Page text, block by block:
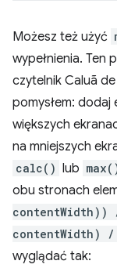
Możesz też użyć
wypełnienia. Ten
czytelnik Caluã
pomysłem: dodaj
większych
na mniejszych
calc() lub
obu stronach
contentWidth)
wyglądać tak: